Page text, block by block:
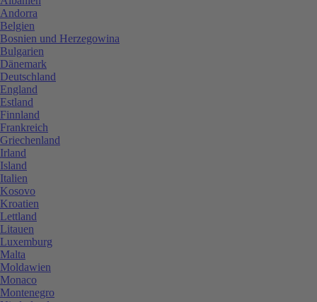
Andorra
Belgien
Bosnien und Herzegowina
Bulgarien
Dänemark
Deutschland
England
Estland
Finnland
Frankreich
Griechenland
Irland
Island
Italien
Kosovo
Kroatien
Lettland
Litauen
Luxemburg
Malta
Moldawien
Monaco
Montenegro